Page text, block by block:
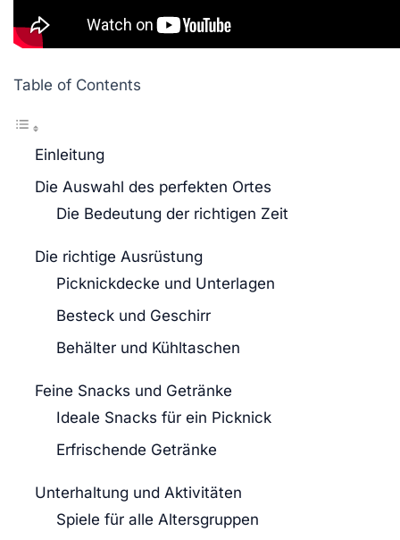
Table of Contents
Einleitung
Die Auswahl des perfekten Ortes
Die Bedeutung der richtigen Zeit
Die richtige Ausrüstung
Picknickdecke und Unterlagen
Besteck und Geschirr
Behälter und Kühltaschen
Feine Snacks und Getränke
Ideale Snacks für ein Picknick
Erfrischende Getränke
Unterhaltung und Aktivitäten
Spiele für alle Altersgruppen